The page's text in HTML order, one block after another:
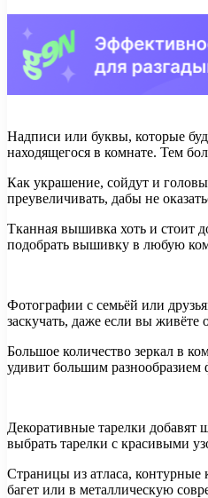
​Надписи или буквы, которые
находящегося в комнате. Тем
​Как украшение, сойдут и
преувеличивать, дабы не
​Тканная вышивка хоть и стоит
подобрать вышивку в любую
​Фотографии с семьёй или
заскучать, даже если вы живёте
​Большое количество зеркал в
удивит большим разнообразием
​Декоративные тарелки
выбрать тарелки с красивыми
​Страницы из атласа,
багет или в металлическую